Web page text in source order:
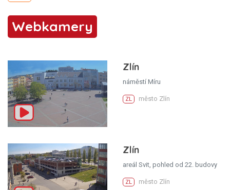
Webkamery
Zlín
náměstí Míru
ZL město Zlín
Zlín
areál Svit, pohled od 22. budovy
ZL město Zlín